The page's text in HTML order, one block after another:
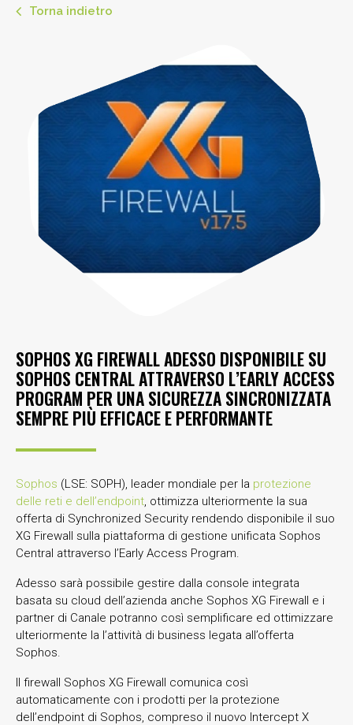
Torna indietro
SOPHOS XG FIREWALL ADESSO DISPONIBILE SU
SOPHOS CENTRAL ATTRAVERSO L’EARLY ACCESS
PROGRAM PER UNA SICUREZZA SINCRONIZZATA
SEMPRE PIÙ EFFICACE E PERFORMANTE
Sophos (LSE: SOPH), leader mondiale per la protezione
delle reti e dell’endpoint, ottimizza ulteriormente la sua
offerta di Synchronized Security rendendo disponibile il suo
XG Firewall sulla piattaforma di gestione unificata Sophos
Central attraverso l’Early Access Program.
Adesso sarà possibile gestire dalla console integrata
basata su cloud dell’azienda anche Sophos XG Firewall e i
partner di Canale potranno così semplificare ed ottimizzare
ulteriormente la l’attività di business legata all’offerta
Sophos.
Il firewall Sophos XG Firewall comunica così
automaticamente con i prodotti per la protezione
dell’endpoint di Sophos, compreso il nuovo Intercept X